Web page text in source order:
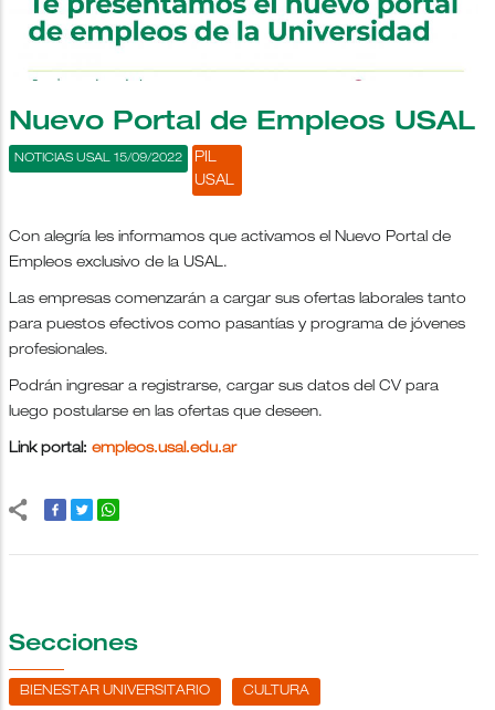
Nuevo Portal de Empleos USAL
PIL
USAL
NOTICIAS USAL 15/09/2022
Con alegría les informamos que activamos el Nuevo Portal de
Empleos exclusivo de la USAL.
Las empresas comenzarán a cargar sus ofertas laborales tanto
para puestos efectivos como pasantías y programa de jóvenes
profesionales.
Podrán ingresar a registrarse, cargar sus datos del CV para
luego postularse en las ofertas que deseen.
Link portal: empleos.usal.edu.ar
Secciones
BIENESTAR UNIVERSITARIO CULTURA